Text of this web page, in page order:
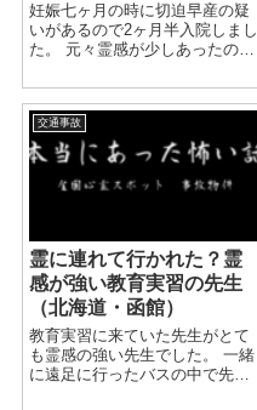
妊娠七ヶ月の時に切迫早産の疑
いがあるので2ヶ月半入院しまし
た。 元々霊感が少しあったので
感が強くなってきました。 入院
部屋は大部屋で、妊婦さんが一
人退院して行きまた入ったり出
入りの激しい部屋でした...
交通事故
霊に連れて行かれた？霊
感が強い教育実習の先生
（北海道・函館）
教育実習に来ていた先生がとて
も霊感の強い先生でした。 一緒
に遠足に行ったバスの中で先生